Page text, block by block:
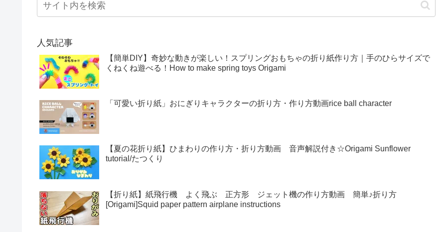
人気記事
【簡単DIY】奇妙な動きが楽しい！スプリングおもちゃの折り紙作り方｜手のひらサイズで
くねくね遊べる！How to make spring toys Origami
「可愛い折り紙」おにぎりキャラクターの折り方・作り方動画rice ball character
【夏の花折り紙】ひまわりの作り方・折り方動画 音声解説付き☆Origami Sunflower
tutorial/たつくり
【折り紙】紙飛行機 よく飛ぶ 正方形 ジェット機の作り方動画 簡単♪折り方
[Origami]Squid paper pattern airplane instructions